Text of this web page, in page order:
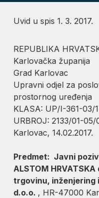
Uvid u spis 1. 3. 2017.
REPUBLIKA
Karlovačka županija
Grad Karlovac
Upravni odjel za
prostornog uređenja
KLASA: UP/I-361-03/
URBROJ: 2133/01-
Karlovac, 14.02.2017.
Predmet: Javni
ALSTOM
trgovinu, inženjering
d.o.o. , HR-47000